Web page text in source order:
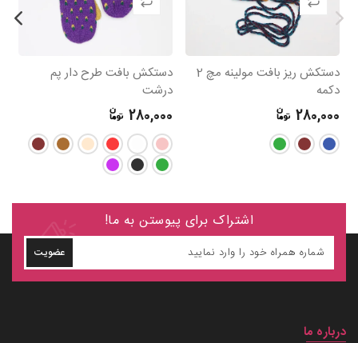
دستکش ریز بافت مولینه مچ 2
دکمه
280,000
دستکش بافت طرح دار پم
درشت
280,000
اشتراک برای پیوستن به ما!
عضویت
درباره ما